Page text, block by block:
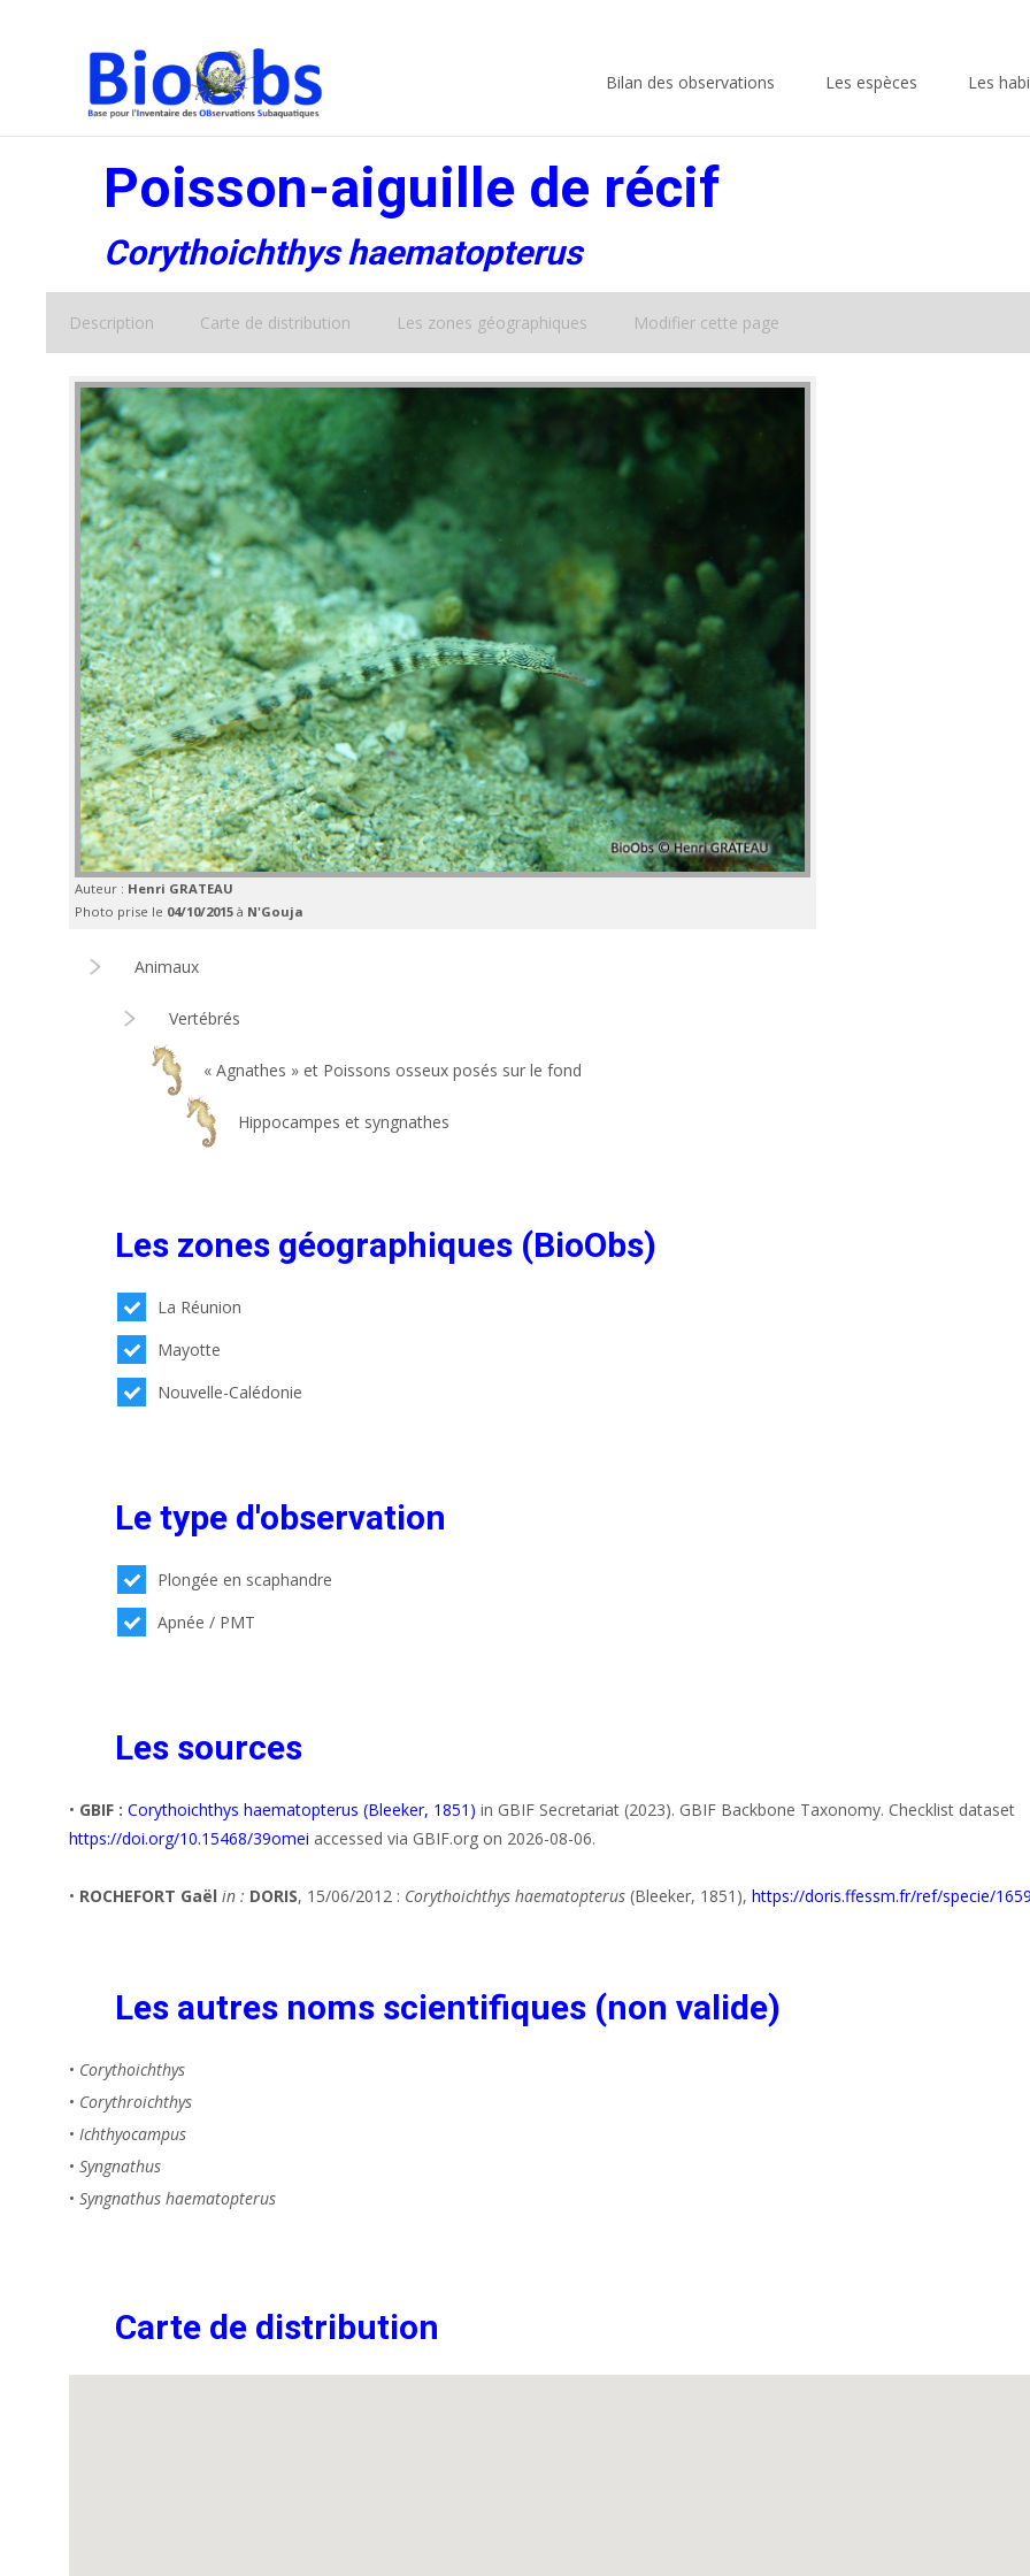
Bilan des observations Les espèces Les
Poisson-aiguille de récif
Corythoichthys haematopterus
Description Carte de distribution Les zones géographiques Modifier cette page
Auteur : Henri GRATEAU
Photo prise le 04/10/2015 à N'Gouja
Animaux
Vertébrés
« Agnathes » et Poissons osseux posés sur le fond
Hippocampes et syngnathes
Les zones géographiques (BioObs)
La Réunion
Mayotte
Nouvelle-Calédonie
Le type d'observation
Plongée en scaphandre
Apnée / PMT
Les sources
• GBIF : Corythoichthys haematopterus (Bleeker, 1851) in GBIF Secretariat (2023). GBIF Backbone Taxonomy. Checklist dataset
https://doi.org/10.15468/39omei accessed via GBIF.org on 2026-08-06.
• ROCHEFORT Gaël in : DORIS, 15/06/2012 : Corythoichthys haematopterus (Bleeker, 1851), https://doris.ffessm.fr/ref/specie/
Les autres noms scientifiques (non valide)
• Corythoichthys
• Corythroichthys
• Ichthyocampus
• Syngnathus
• Syngnathus haematopterus
Carte de distribution